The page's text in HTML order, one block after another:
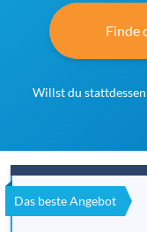
Finde
Willst du
Das beste Angebot